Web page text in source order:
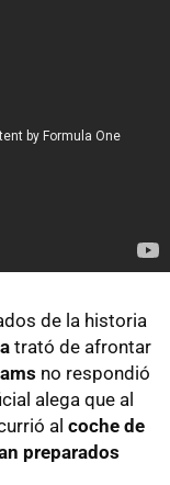
de la historia
trató de afrontar
no respondió
alega que al
al coche de
preparados